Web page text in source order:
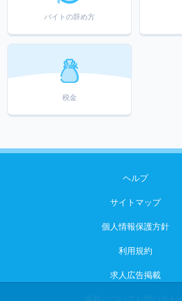
バイトの辞め方
税金
ヘルプ
サイトマップ
個人情報保護方針
利用規約
求人広告掲載
掲載についてお問い合わせ